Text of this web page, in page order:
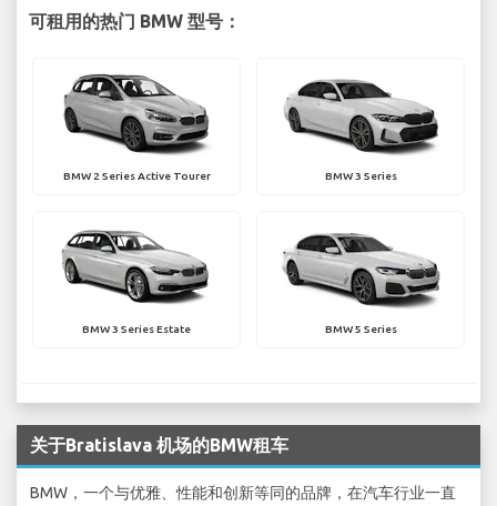
可租用的热门 BMW 型号：
BMW 2 Series Active Tourer BMW 3 Series
BMW 3 Series Estate BMW 5 Series
关于Bratislava 机场的BMW租车
BMW，一个与优雅、性能和创新等同的品牌，在汽车行业一直